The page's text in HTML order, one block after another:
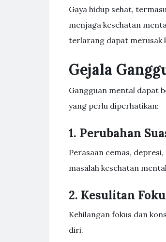
Gaya hidup sehat,
menjaga kesehatan
terlarang dapat merusak
Gejala
Gangguan mental dapat
yang perlu diperhatikan:
1. Perubahan
Perasaan cemas,
masalah kesehatan
2. Kesulitan
Kehilangan fokus dan
diri.